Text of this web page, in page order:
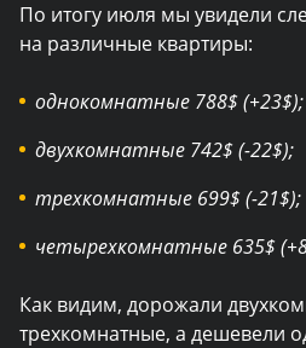
По итогу июля мы увидели
на различные квартиры:
однокомнатные 788$ (+23$);
двухкомнатные 742$ (-22$);
трехкомнатные 699$ (-21$);
четырехкомнатные 635$
Как видим, дорожали
трехкомнатные, а дешевели